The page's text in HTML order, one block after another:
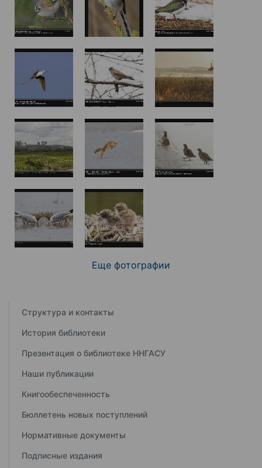
Еще фотографии
Структура и контакты
История библиотеки
Презентация о библиотеке ННГАСУ
Наши публикации
Книгообеспеченность
Бюллетень новых поступлений
Нормативные документы
Подписные издания